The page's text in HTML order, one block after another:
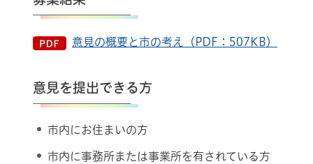
意見の概要と市の考え（PDF：507KB）
意見を提出できる方
市内にお住まいの方
市内に事務所または事業所を有されている方